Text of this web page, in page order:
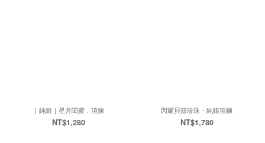
｜純銀｜星月閨蜜．項鍊
NT$1,280
閃耀貝殼珍珠・純銀項鍊
NT$1,780